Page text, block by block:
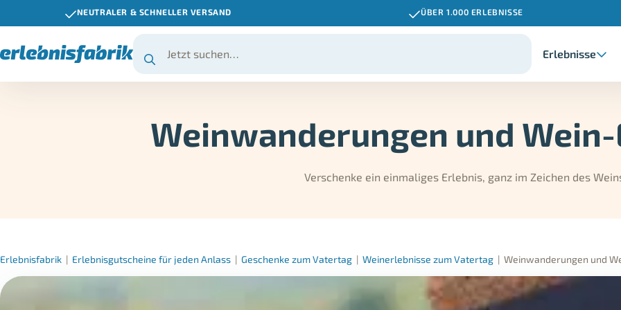
NEUTRALER & SCHNELLER VERSAND ÜBER 1.000 ERLEBNISSE
Erlebnisse
Weinwanderungen und
Verschenke ein einmaliges Erlebnis, ganz im Zeichen des
Erlebnisfabrik | Erlebnisgutscheine für jeden Anlass | Geschenke zum Vatertag | Weinerlebnisse zum Vatertag | Weinwanderungen und